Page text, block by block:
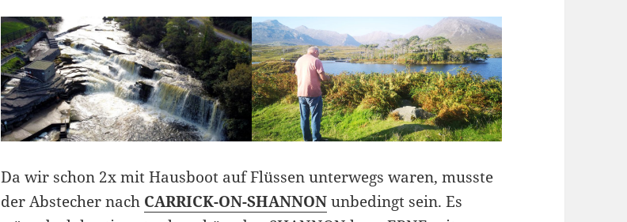
Da wir schon 2x mit Hausboot auf Flüssen unterwegs waren, musste
der Abstecher nach CARRICK-ON-SHANNONunbedingt sein. Es